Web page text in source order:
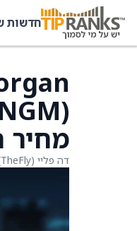
חדשות
מחיר
דה פליי (TheFly)